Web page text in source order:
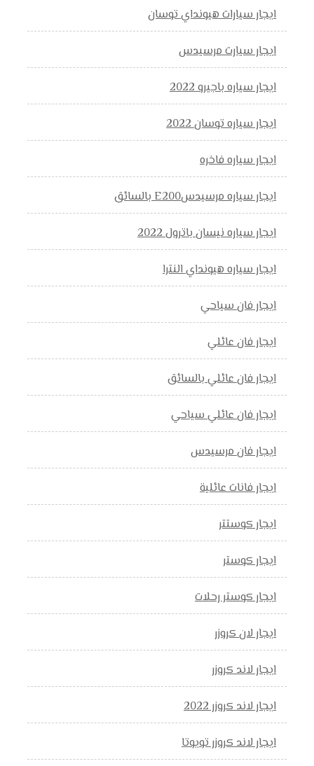
ايجار سيارات هيونداي توسان
ايجار سيارت مرسيدس
ايجار سياره باجيرو 2022
ايجار سياره توسان 2022
ايجار سياره فاخره
ايجار سياره مرسيدسE200 بالسائق
ايجار سياره نيسان باترول 2022
ايجار سياره هيونداي النترا
ايجار فان سياحي
ايجار فان عائلي
ايجار فان عائلي بالسائق
ايجار فان عائلي سياحي
ايجار فان مرسيدس
ايجار فانات عائلية
ايجار كوستتر
ايجار كوستر
ايجار كوستر رحلات
ايجار لان كروزر
ايجار لاند كروزر
ايجار لاند كروزر 2022
ايجار لاند كروزر تويوتا